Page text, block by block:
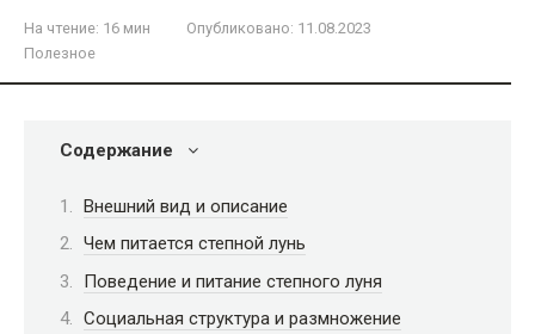
На чтение: 16 мин Опубликовано: 11.08.2023
Полезное
Содержание
Внешний вид и описание
Чем питается степной лунь
Поведение и питание степного луня
Социальная структура и размножение